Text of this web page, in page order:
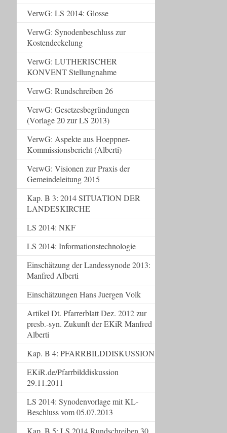
VerwG: LS 2014: Glosse
VerwG: Synodenbeschluss zur
Kostendeckelung
VerwG: LUTHERISCHER
KONVENT Stellungnahme
VerwG: Rundschreiben 26
VerwG: Gesetzesbegründungen
(Vorlage 20 zur LS 2013)
VerwG: Aspekte aus Hoeppner-
Kommissionsbericht (Alberti)
VerwG: Visionen zur Praxis der
Gemeindeleitung 2015
Kap. B 3: 2014 SITUATION DER
LANDESKIRCHE
LS 2014: NKF
LS 2014: Informationstechnologie
Einschätzung der Landessynode 2013:
Manfred Alberti
Einschätzungen Hans Juergen Volk
Artikel Dt. Pfarrerblatt Dez. 2012 zur
presb.-syn. Zukunft der EKiR Manfred
Alberti
Kap. B 4: PFARRBILDDISKUSSION
EKiR.de/Pfarrbilddiskussion
29.11.2011
LS 2014: Synodenvorlage mit KL-
Beschluss vom 05.07.2013
Kap. B 5: LS 2014 Rundschreiben 30